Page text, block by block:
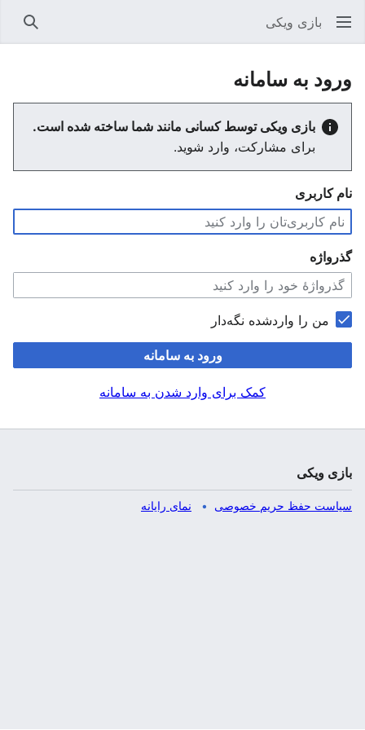
بازی ویکی
ورود به سامانه
بازی ویکی توسط کسانی مانند شما ساخته شده است.
برای مشارکت، وارد شوید.
نام کاربری
گذرواژه
من را واردشده نگه‌دار
ورود به سامانه
کمک برای وارد شدن به سامانه
بازی ویکی
سیاست حفظ حریم خصوصی نمای رایانه